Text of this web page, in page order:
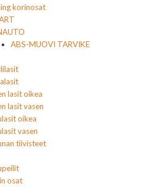
korinosat
ABS-MUOVI TARVIKE
lasit oikea
lasit vasen
oikea
vasen
tiivisteet
osat